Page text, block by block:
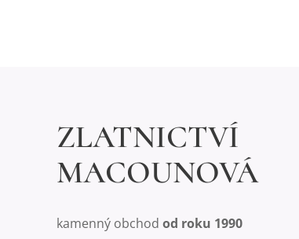
ZLATNICTVÍ
MACOUNOVÁ
kamenný obchod od roku 1990